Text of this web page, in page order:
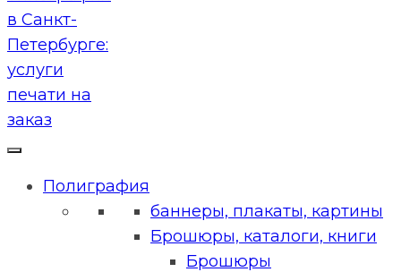
Полиграфия
баннеры, плакаты, картины
Брошюры, каталоги, книги
Брошюры